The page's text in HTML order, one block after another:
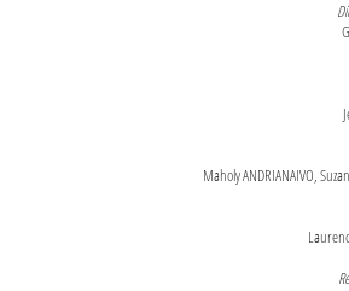
Maholy ANDRIANAIVO,